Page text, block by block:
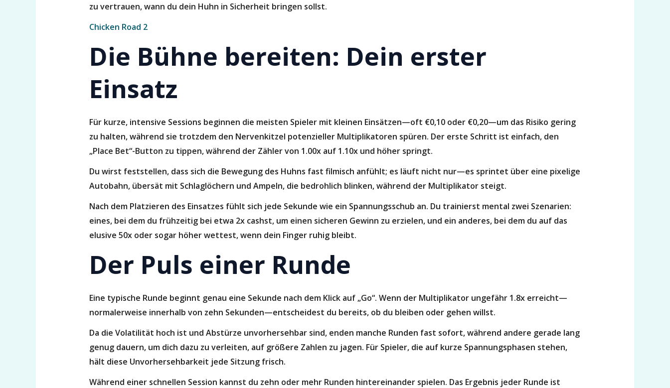
zu vertrauen, wann du dein Huhn in Sicherheit bringen sollst.
Chicken Road 2
Die Bühne bereiten: Dein erster
Einsatz
Für kurze, intensive Sessions beginnen die meisten Spieler mit kleinen Einsätzen—oft €0,10 oder €0,20—um das Risiko gering
zu halten, während sie trotzdem den Nervenkitzel potenzieller Multiplikatoren spüren. Der erste Schritt ist einfach, den
„Place Bet“-Button zu tippen, während der Zähler von 1.00x auf 1.10x und höher springt.
Du wirst feststellen, dass sich die Bewegung des Huhns fast filmisch anfühlt; es läuft nicht nur—es sprintet über eine pixelige
Autobahn, übersät mit Schlaglöchern und Ampeln, die bedrohlich blinken, während der Multiplikator steigt.
Nach dem Platzieren des Einsatzes fühlt sich jede Sekunde wie ein Spannungsschub an. Du trainierst mental zwei Szenarien:
eines, bei dem du frühzeitig bei etwa 2x cashst, um einen sicheren Gewinn zu erzielen, und ein anderes, bei dem du auf das
elusive 50x oder sogar höher wettest, wenn dein Finger ruhig bleibt.
Der Puls einer Runde
Eine typische Runde beginnt genau eine Sekunde nach dem Klick auf „Go“. Wenn der Multiplikator ungefähr 1.8x erreicht—
normalerweise innerhalb von zehn Sekunden—entscheidest du bereits, ob du bleiben oder gehen willst.
Da die Volatilität hoch ist und Abstürze unvorhersehbar sind, enden manche Runden fast sofort, während andere gerade lang
genug dauern, um dich dazu zu verleiten, auf größere Zahlen zu jagen. Für Spieler, die auf kurze Spannungsphasen stehen,
hält diese Unvorhersehbarkeit jede Sitzung frisch.
Während einer schnellen Session kannst du zehn oder mehr Runden hintereinander spielen. Das Ergebnis jeder Runde ist